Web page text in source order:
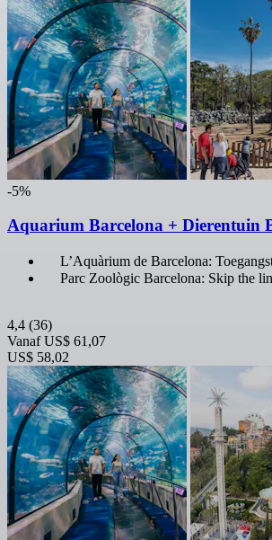
-5%
Aquarium Barcelona + Dierentuin
L’Aquàrium de Barcelona:
Parc Zoològic Barcelona: Skip the
4,4 (36)
Vanaf US$ 61,07
US$ 58,02